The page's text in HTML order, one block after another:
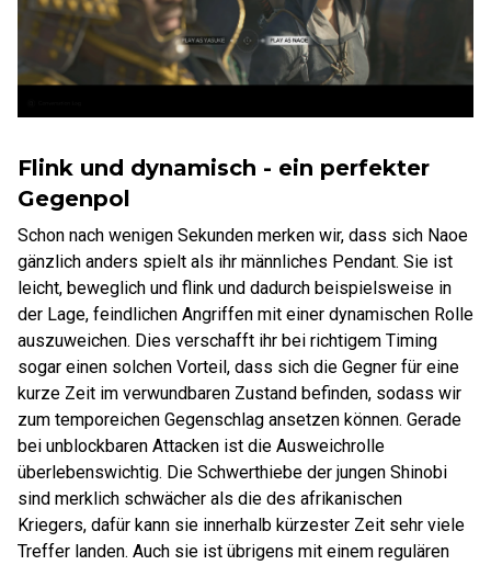
Flink und dynamisch - ein perfekter
Gegenpol
Schon nach wenigen Sekunden merken wir, dass sich Naoe
gänzlich anders spielt als ihr männliches Pendant. Sie ist
leicht, beweglich und flink und dadurch beispielsweise in
der Lage, feindlichen Angriffen mit einer dynamischen Rolle
auszuweichen. Dies verschafft ihr bei richtigem Timing
sogar einen solchen Vorteil, dass sich die Gegner für eine
kurze Zeit im verwundbaren Zustand befinden, sodass wir
zum temporeichen Gegenschlag ansetzen können. Gerade
bei unblockbaren Attacken ist die Ausweichrolle
überlebenswichtig. Die Schwerthiebe der jungen Shinobi
sind merklich schwächer als die des afrikanischen
Kriegers, dafür kann sie innerhalb kürzester Zeit sehr viele
Treffer landen. Auch sie ist übrigens mit einem regulären